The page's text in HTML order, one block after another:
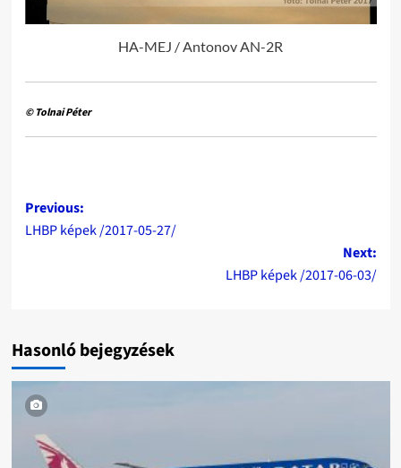
HA-MEJ / Antonov AN-2R
© Tolnai Péter
Post
navigation
Previous:
LHBP képek /2017-05-27/
Next:
LHBP képek /2017-06-03/
Hasonló bejegyzések